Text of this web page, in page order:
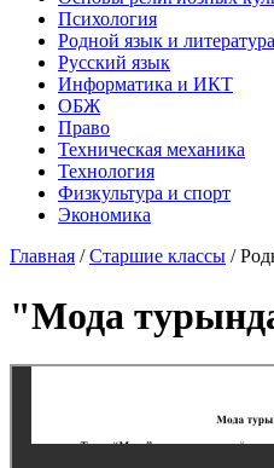
Психология
Родной язык и литература
Русский язык
Информатика и ИКТ
ОБЖ
Право
Техническая механика
Технология
Физкультура и спорт
Экономика
Главная /Старшие классы /
"Мода